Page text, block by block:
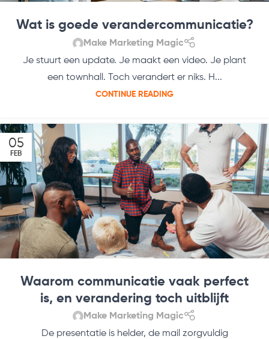
Wat is goede verandercommunicatie?
Make Marketing Magic
Je stuurt een update. Je maakt een video. Je plant
een townhall. Toch verandert er niks. H...
CONTINUE READING
05
FEB
Waarom communicatie vaak perfect
is, en verandering toch uitblijft
Make Marketing Magic
De presentatie is helder, de mail zorgvuldig